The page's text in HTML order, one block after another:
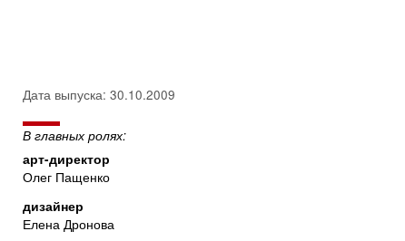
Дата выпуска: 30.10.2009
В главных ролях:
арт-директор
Олег Пащенко
дизайнер
Елена Дронова